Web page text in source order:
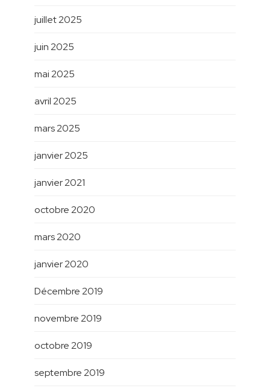
juillet 2025
juin 2025
mai 2025
avril 2025
mars 2025
janvier 2025
janvier 2021
octobre 2020
mars 2020
janvier 2020
Décembre 2019
novembre 2019
octobre 2019
septembre 2019